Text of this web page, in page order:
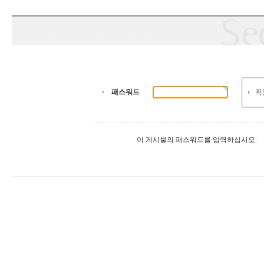
패스워드
이 게시물의 패스워드를 입력하십시오.